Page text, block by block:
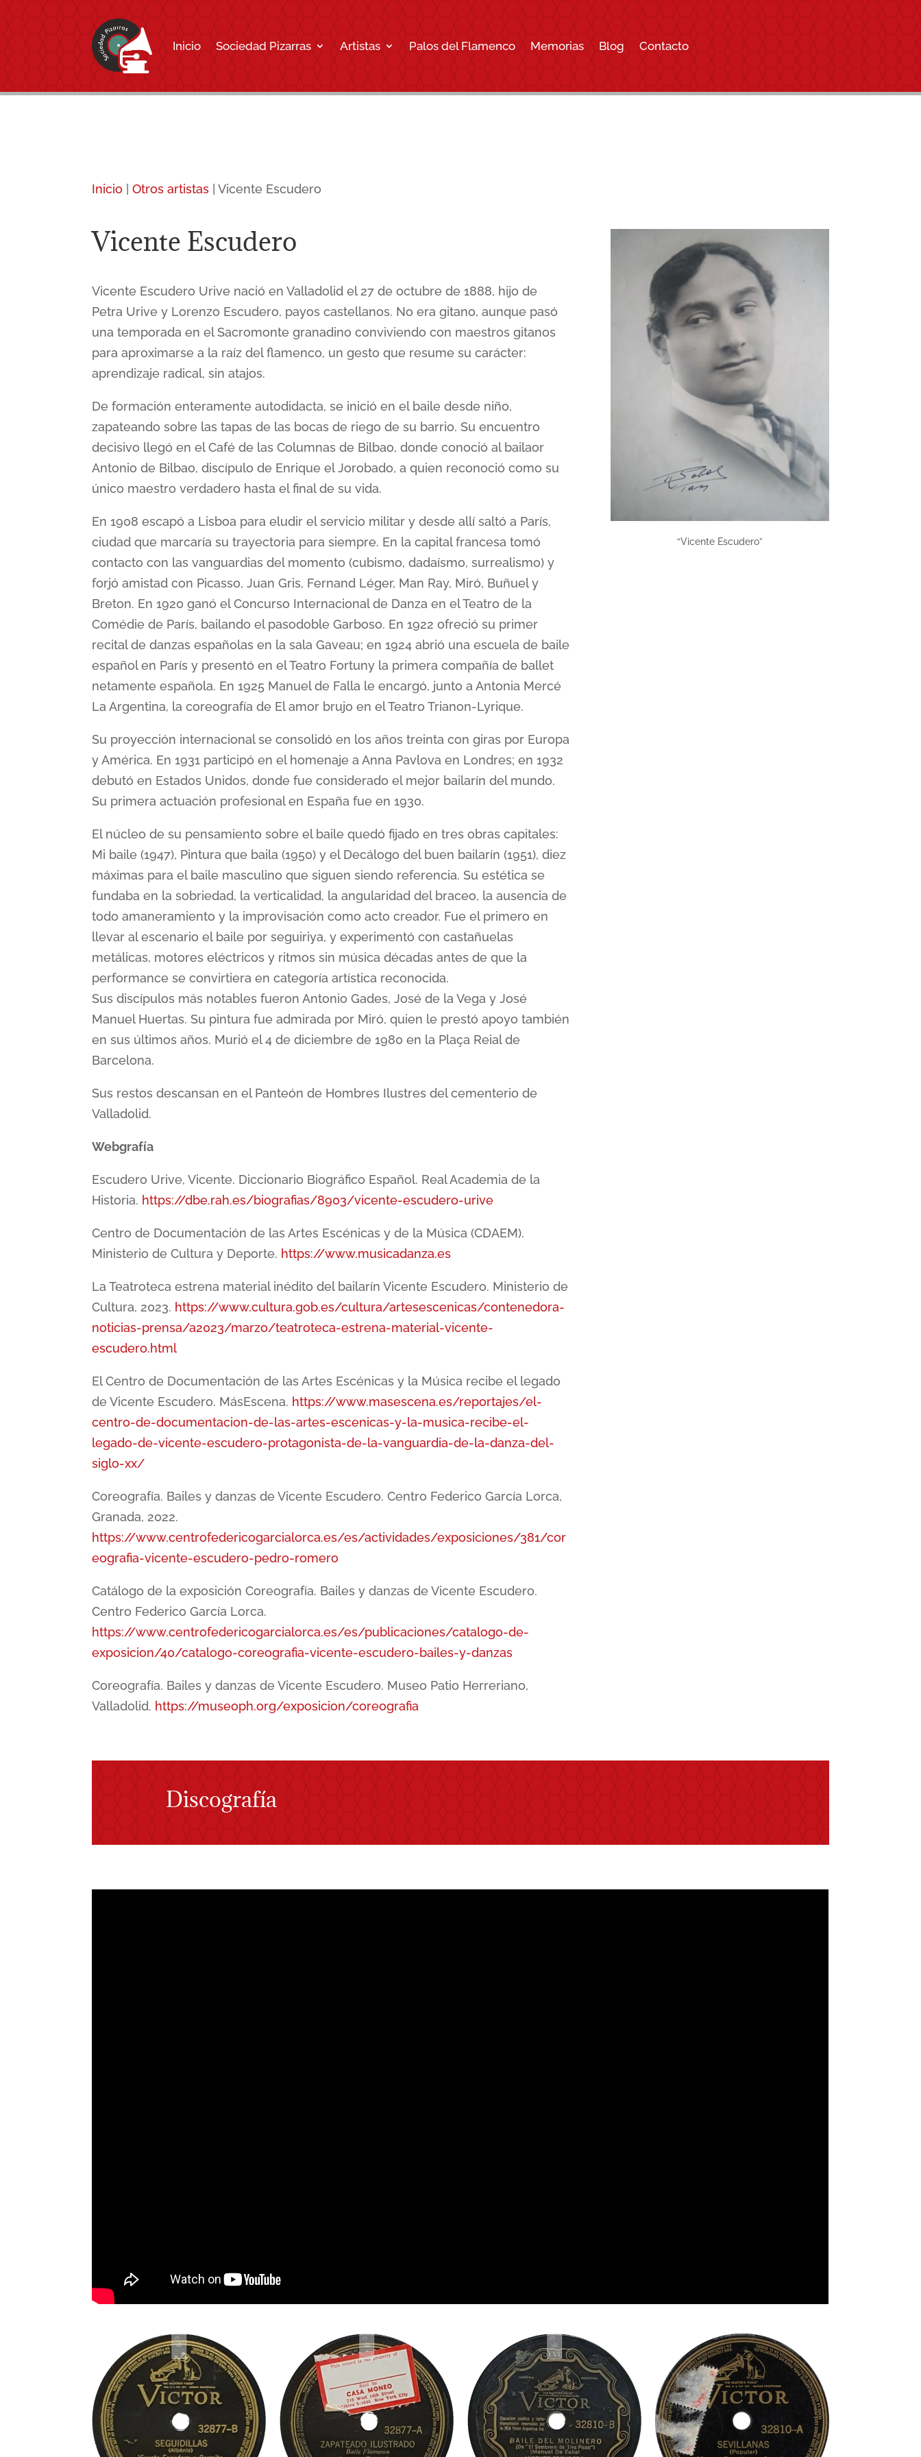
Inicio Sociedad Pizarras Artistas Palos del Flamenco Memorias Blog Contacto
Inicio |Otros artistas |Vicente Escudero
Vicente Escudero
Vicente Escudero Urive nació en Valladolid el 27 de octubre de 1888, hijo de
Petra Urive y Lorenzo Escudero, payos castellanos. No era gitano, aunque pasó
una temporada en el Sacromonte granadino conviviendo con maestros gitanos
para aproximarse a la raíz del flamenco, un gesto que resume su carácter:
aprendizaje radical, sin atajos.
De formación enteramente autodidacta, se inició en el baile desde niño,
zapateando sobre las tapas de las bocas de riego de su barrio. Su encuentro
decisivo llegó en el Café de las Columnas de Bilbao, donde conoció al bailaor
Antonio de Bilbao, discípulo de Enrique el Jorobado, a quien reconoció como su
único maestro verdadero hasta el final de su vida.
En 1908 escapó a Lisboa para eludir el servicio militar y desde allí saltó a París,
ciudad que marcaría su trayectoria para siempre. En la capital francesa tomó
contacto con las vanguardias del momento (cubismo, dadaísmo, surrealismo) y
forjó amistad con Picasso, Juan Gris, Fernand Léger, Man Ray, Miró, Buñuel y
Breton. En 1920 ganó el Concurso Internacional de Danza en el Teatro de la
Comédie de París, bailando el pasodoble Garboso. En 1922 ofreció su primer
recital de danzas españolas en la sala Gaveau; en 1924 abrió una escuela de baile
español en París y presentó en el Teatro Fortuny la primera compañía de ballet
netamente española. En 1925 Manuel de Falla le encargó, junto a Antonia Mercé
La Argentina, la coreografía de El amor brujo en el Teatro Trianon-Lyrique.
Su proyección internacional se consolidó en los años treinta con giras por Europa
y América. En 1931 participó en el homenaje a Anna Pavlova en Londres; en 1932
debutó en Estados Unidos, donde fue considerado el mejor bailarín del mundo.
Su primera actuación profesional en España fue en 1930.
El núcleo de su pensamiento sobre el baile quedó fijado en tres obras capitales:
Mi baile (1947), Pintura que baila (1950) y el Decálogo del buen bailarín (1951), diez
máximas para el baile masculino que siguen siendo referencia. Su estética se
fundaba en la sobriedad, la verticalidad, la angularidad del braceo, la ausencia de
todo amaneramiento y la improvisación como acto creador. Fue el primero en
llevar al escenario el baile por seguiriya, y experimentó con castañuelas
metálicas, motores eléctricos y ritmos sin música décadas antes de que la
performance se convirtiera en categoría artística reconocida.
Sus discípulos más notables fueron Antonio Gades, José de la Vega y José
Manuel Huertas. Su pintura fue admirada por Miró, quien le prestó apoyo también
en sus últimos años. Murió el 4 de diciembre de 1980 en la Plaça Reial de
Barcelona.
Sus restos descansan en el Panteón de Hombres Ilustres del cementerio de
Valladolid.
Webgrafía
Escudero Urive, Vicente. Diccionario Biográfico Español. Real Academia de la
Historia. https://dbe.rah.es/biografias/8903/vicente-escudero-urive
Centro de Documentación de las Artes Escénicas y de la Música (CDAEM).
Ministerio de Cultura y Deporte. https://www.musicadanza.es
La Teatroteca estrena material inédito del bailarín Vicente Escudero. Ministerio de
Cultura, 2023. https://www.cultura.gob.es/cultura/artesescenicas/contenedora-
noticias-prensa/a2023/marzo/teatroteca-estrena-material-vicente-
escudero.html
El Centro de Documentación de las Artes Escénicas y la Música recibe el legado
de Vicente Escudero. MásEscena. https://www.masescena.es/reportajes/el-
centro-de-documentacion-de-las-artes-escenicas-y-la-musica-recibe-el-
legado-de-vicente-escudero-protagonista-de-la-vanguardia-de-la-danza-del-
siglo-xx/
Coreografía. Bailes y danzas de Vicente Escudero. Centro Federico García Lorca,
Granada, 2022.
https://www.centrofedericogarcialorca.es/es/actividades/exposiciones/381/cor
eografia-vicente-escudero-pedro-romero
Catálogo de la exposición Coreografía. Bailes y danzas de Vicente Escudero.
Centro Federico García Lorca.
https://www.centrofedericogarcialorca.es/es/publicaciones/catalogo-de-
exposicion/40/catalogo-coreografia-vicente-escudero-bailes-y-danzas
Coreografía. Bailes y danzas de Vicente Escudero. Museo Patio Herreriano,
Valladolid. https://museoph.org/exposicion/coreografia
“Vicente Escudero”
Discografía